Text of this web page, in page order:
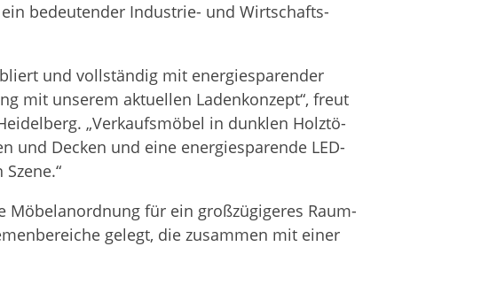
bedeu­ten­der Indus­trie- und Wirt­schafts­
und voll­stän­dig mit ener­gie­spa­ren­der
mit unse­rem aktu­el­len Laden­kon­zept“, freut
„Ver­kaufs­mö­bel in dunk­len Holz­tö­
Decken und eine ener­gie­spa­rende LED-
Möbel­an­ord­nung für ein groß­zü­gi­ge­res Raum­
gelegt, die zusam­men mit einer